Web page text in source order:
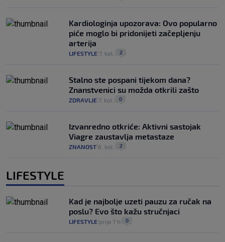
Kardiologinja upozorava: Ovo popularno
piće moglo bi pridonijeti začepljenju
arterija
LIFESTYLE 7. kol. 2
Stalno ste pospani tijekom dana?
Znanstvenici su možda otkrili zašto
ZDRAVLJE 7. kol. 0
Izvanredno otkriće: Aktivni sastojak
Viagre zaustavlja metastaze
ZNANOST 6. kol. 2
LIFESTYLE
Kad je najbolje uzeti pauzu za ručak na
poslu? Evo što kažu stručnjaci
LIFESTYLE prije 7 h 0